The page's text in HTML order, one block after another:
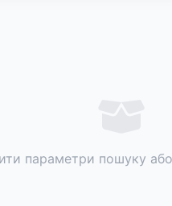
параметри пошуку